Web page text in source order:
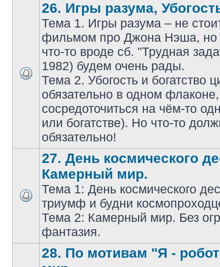
26. Игры разума,
Тема 1. Игры разума – не
фильмом про Джона Нэша, но
что-то вроде сб. "Трудная
1982) будем очень рады.
Тема 2. Убогость и богатство
обязательно в одном
сосредоточиться на чём-то
или богатстве). Но что-то
обязательно!
27. День космического
Камерный мир.
Тема 1: День космического
триумф и будни
Тема 2: Камерный мир. Без
фантазия.
28. По мотивам "Я -